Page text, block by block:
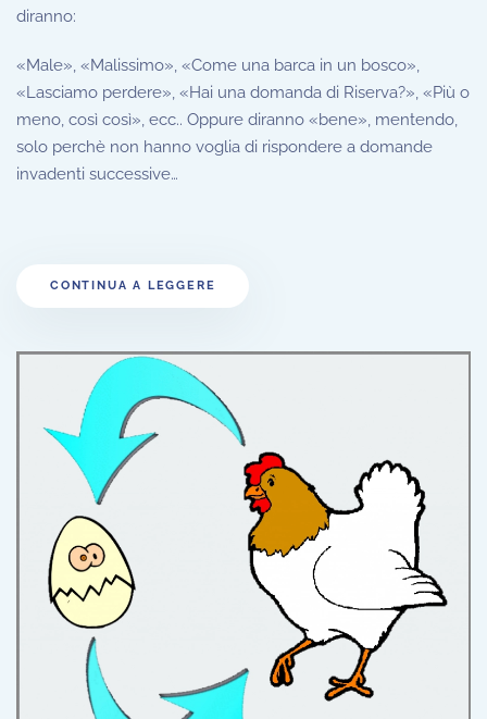
diranno:
«Male», «Malissimo», «Come una barca in un bosco»,
«Lasciamo perdere», «Hai una domanda di Riserva?», «Più o
meno, così così», ecc.. Oppure diranno «bene», mentendo,
solo perchè non hanno voglia di rispondere a domande
invadenti successive…
CONTINUA A LEGGERE